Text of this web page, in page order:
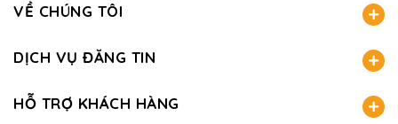
VỀ CHÚNG TÔI
DỊCH VỤ ĐĂNG TIN
HỖ TRỢ KHÁCH HÀNG